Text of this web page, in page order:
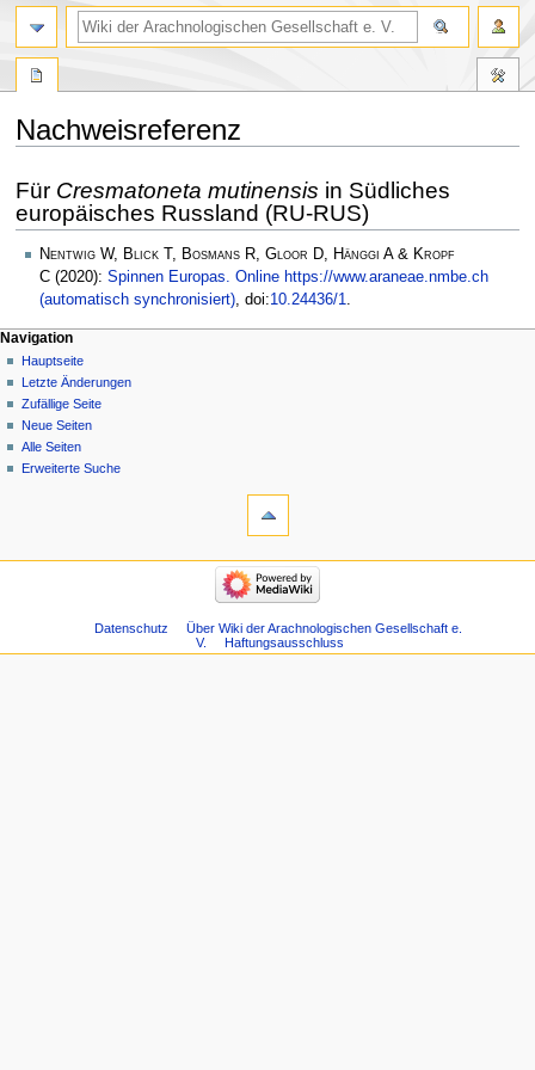
Nachweisreferenz
Navigation
springen
Suche
springen
Für Cresmatoneta mutinensis in Südliches
europäisches Russland (RU-RUS)
Nentwig W, Blick T, Bosmans R, Gloor D, Hänggi A & Kropf
C (2020): Spinnen Europas. Online https://www.araneae.nmbe.ch
(automatisch synchronisiert), doi:10.24436/1.
Navigation
Hauptseite
Letzte Änderungen
Zufällige Seite
Neue Seiten
Alle Seiten
Erweiterte Suche
Datenschutz
Über Wiki der Arachnologischen Gesellschaft e.
V.
Haftungsausschluss